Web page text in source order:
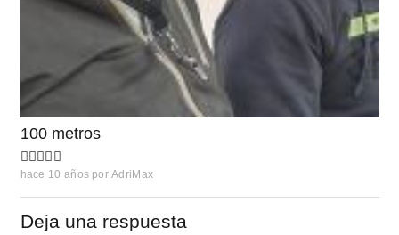
100 metros
hace 10 años por AdriMax
Deja una respuesta